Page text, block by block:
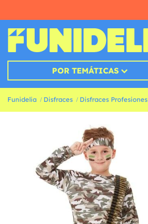
POR TEMÁTICAS
Funidelia Disfraces Disfraces Profesiones